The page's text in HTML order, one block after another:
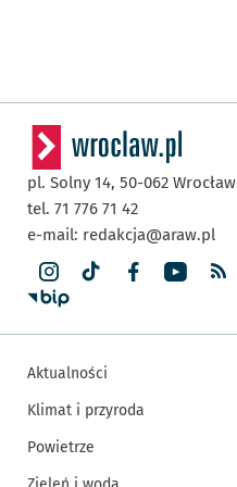
pl. Solny 14, 50-062 Wrocław
tel. 71 776 71 42
e-mail: redakcja@araw.pl
Aktualności
Klimat i przyroda
Powietrze